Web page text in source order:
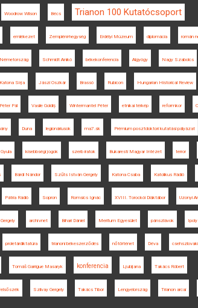
Woodrow Wilson Bécs Trianon 100 Kutatócsoport
emlékezet Zempléni-hegység Erdélyi Múzeum diplomácia román
Németország Schmidt Anikó békekonferencia Algyógy Nagy Szabolcs
Sírja Jászi Oszkár Brassó Rubicon Hungarian Historical Review
Pál Vasile Goldiș Wintermantel Péter etnikai térkép reformkor
Duna legionáriusok ma7.sk Prémium posztdoktori kutatási pályázat
kisebbségi jogok szerb iratok Bukaresti Magyar Intézet terror
Bárdi Nándor Szűts István Gergely Katona Csaba Katolikus Rádió
Pátria Rádió Sopron Romsics Ignác XVIII. Torockói Diáktábor Uzonyi
archívnet Bihari Dániel Meritum Egyesület pánszlávok Ipoly
proletárdiktatúra trianoni békeszerződés nőtörténet Déva
Tomáš Garrigue Masaryk konferencia Ljubljana Takács Róbert
Szilvay Gergely Takács Tibor Lengyelország Trianon arcai